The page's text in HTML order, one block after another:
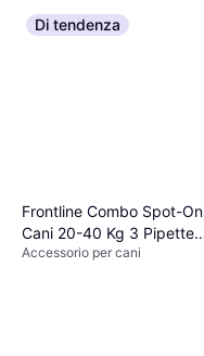
Di tendenza
Frontline Combo Spot-On
Cani 20-40 Kg 3 Pipette
Monodose
Accessorio per cani